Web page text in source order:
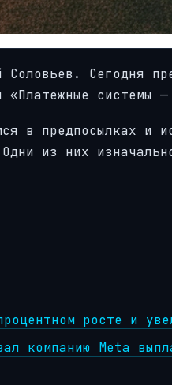
Сегодня
«Платежные системы
в предпосылках и
из них
росте и
компанию Meta